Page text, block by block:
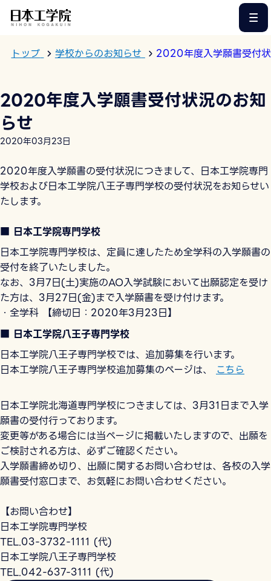
トップ 学校からのお知らせ 2020年度入学願書受付
2020年度入学願書受付状況のお知
らせ
2020年03月23日
2020年度入学願書の受付状況につきまして、日本工学院専門
学校および日本工学院八王子専門学校の受付状況をお知らせい
たします。
■ 日本工学院専門学校
日本工学院専門学校は、定員に達したため全学科の入学願書の
受付を終了いたしました。
なお、3月7日(土)実施のAO入学試験において出願認定を受け
た方は、3月27日(金)まで入学願書を受け付けます。
・全学科 【締切日：2020年3月23日】
■ 日本工学院八王子専門学校
日本工学院八王子専門学校では、追加募集を行います。
日本工学院八王子専門学校追加募集のページは、 こちら
日本工学院北海道専門学校につきましては、3月31日まで入学
願書の受付行っております。
変更等がある場合には当ページに掲載いたしますので、出願を
ご検討される方は、必ずご確認ください。
入学願書締め切り、出願に関するお問い合わせは、各校の入学
願書受付窓口まで、お気軽にお問い合わせください。
【お問い合わせ】
日本工学院専門学校
TEL.03-3732-1111 (代)
日本工学院八王子専門学校
TEL.042-637-3111 (代)